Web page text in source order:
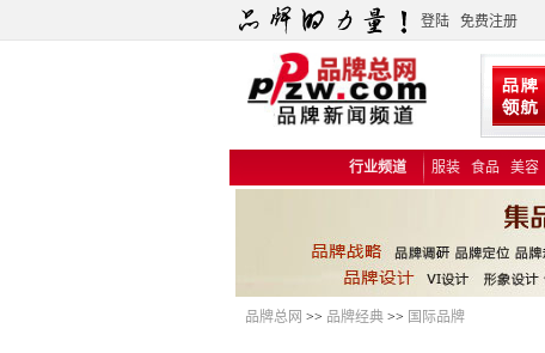
登陆 免费注册
行业频道 服装 食品 美容
品牌总网 >> 品牌经典 >> 国际品牌